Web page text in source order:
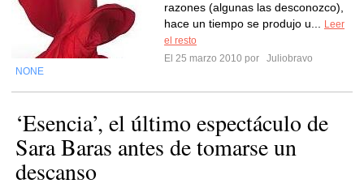
razones (algunas las desconozco),
hace un tiempo se produjo u...
Leer
el resto
El 25 marzo 2010 por
Juliobravo
NONE
‘Esencia’, el último espectáculo de
Sara Baras antes de tomarse un
descanso